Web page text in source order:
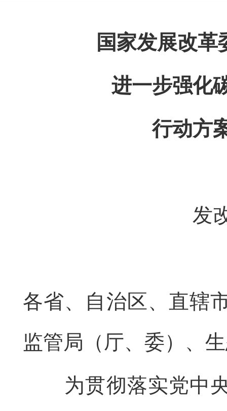
国家发展改
进一步强化
行动方
发
各省、自治区、直辖
监管局（厅、委）、
为贯彻落实党中